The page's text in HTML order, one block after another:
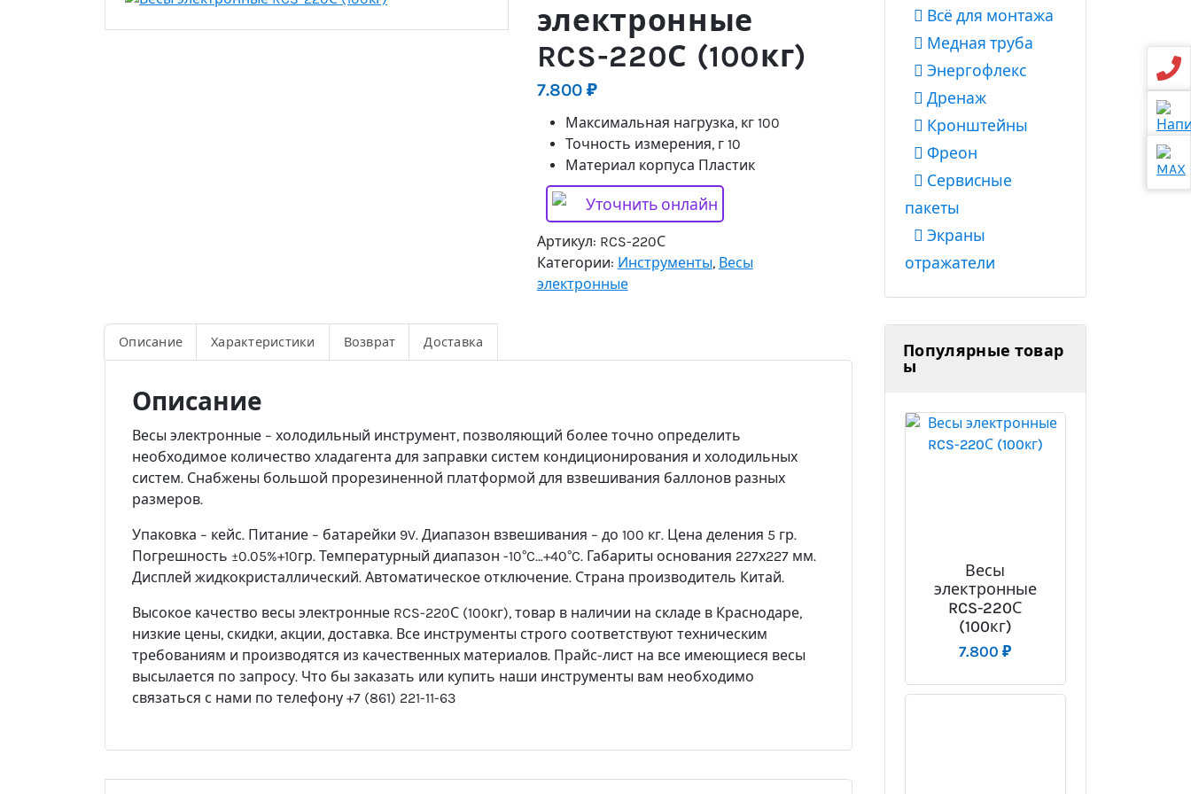
электронные
RCS-220С (100кг)
7.800 ₽
Максимальная нагрузка, кг 100
Точность измерения, г 10
Материал корпуса Пластик
Уточнить онлайн
Артикул: RCS-220С
Категории: Инструменты, Весы
электронные
Описание Характеристики Возврат Доставка
Описание
Весы электронные – холодильный инструмент, позволяющий более точно определить
необходимое количество хладагента для заправки систем кондиционирования и холодильных
систем. Снабжены большой прорезиненной платформой для взвешивания баллонов разных
размеров.
Упаковка – кейс. Питание – батарейки 9V. Диапазон взвешивания – до 100 кг. Цена деления 5 гр.
Погрешность ±0.05%+10гр. Температурный диапазон -10°C…+40°C. Габариты основания 227х227 мм.
Дисплей жидкокристаллический. Автоматическое отключение. Страна производитель Китай.
Высокое качество весы электронные RCS-220С (100кг), товар в наличии на складе в Краснодаре,
низкие цены, скидки, акции, доставка. Все инструменты строго соответствуют техническим
требованиям и производятся из качественных материалов. Прайс-лист на все имеющиеся весы
высылается по запросу. Что бы заказать или купить наши инструменты вам необходимо
связаться с нами по телефону +7 (861) 221-11-63
Всё для монтажа
Медная труба
Энергофлекс
Дренаж
Кронштейны
Фреон
Сервисные
пакеты
Экраны
отражатели
Популярные товар
ы
Весы
электронные
RCS-220С
(100кг)
7.800₽